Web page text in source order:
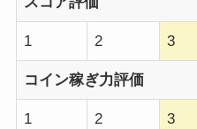
1 2 3
コイン稼ぎ力評価
1 2 3